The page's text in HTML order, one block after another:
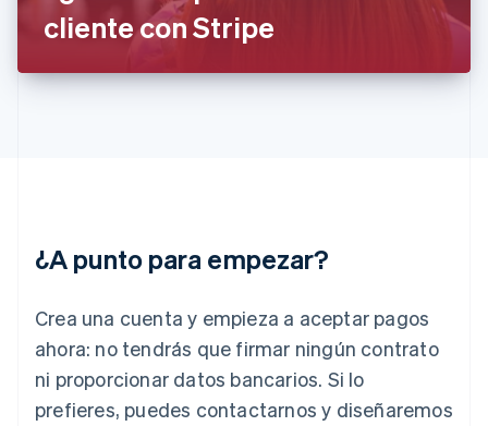
cliente con Stripe
¿A punto para empezar?
Crea una cuenta y empieza a aceptar pagos
ahora: no tendrás que firmar ningún contrato
ni proporcionar datos bancarios. Si lo
prefieres, puedes contactarnos y diseñaremos
English
Hungría
India
Letonia
English
Deutsch English
Lituania
English
Luxemburgo
Français DeutschEnglish